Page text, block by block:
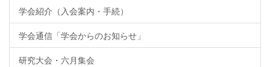
学会紹介（入会案内・手続）
学会通信「学会からのお知らせ」
研究大会・六月集会